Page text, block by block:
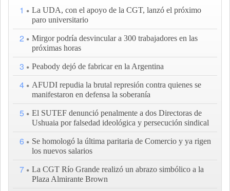
1
La UDA, con el apoyo de la CGT, lanzó el próximo
paro universitario
2
Mirgor podría desvincular a 300 trabajadores en las
próximas horas
3 Peabody dejó de fabricar en la Argentina
4
AFUDI repudia la brutal represión contra quienes se
manifestaron en defensa la soberanía
5
El SUTEF denunció penalmente a dos Directoras de
Ushuaia por falsedad ideológica y persecución sindical
6
Se homologó la última paritaria de Comercio y ya rigen
los nuevos salarios
7
La CGT Río Grande realizó un abrazo simbólico a la
Plaza Almirante Brown